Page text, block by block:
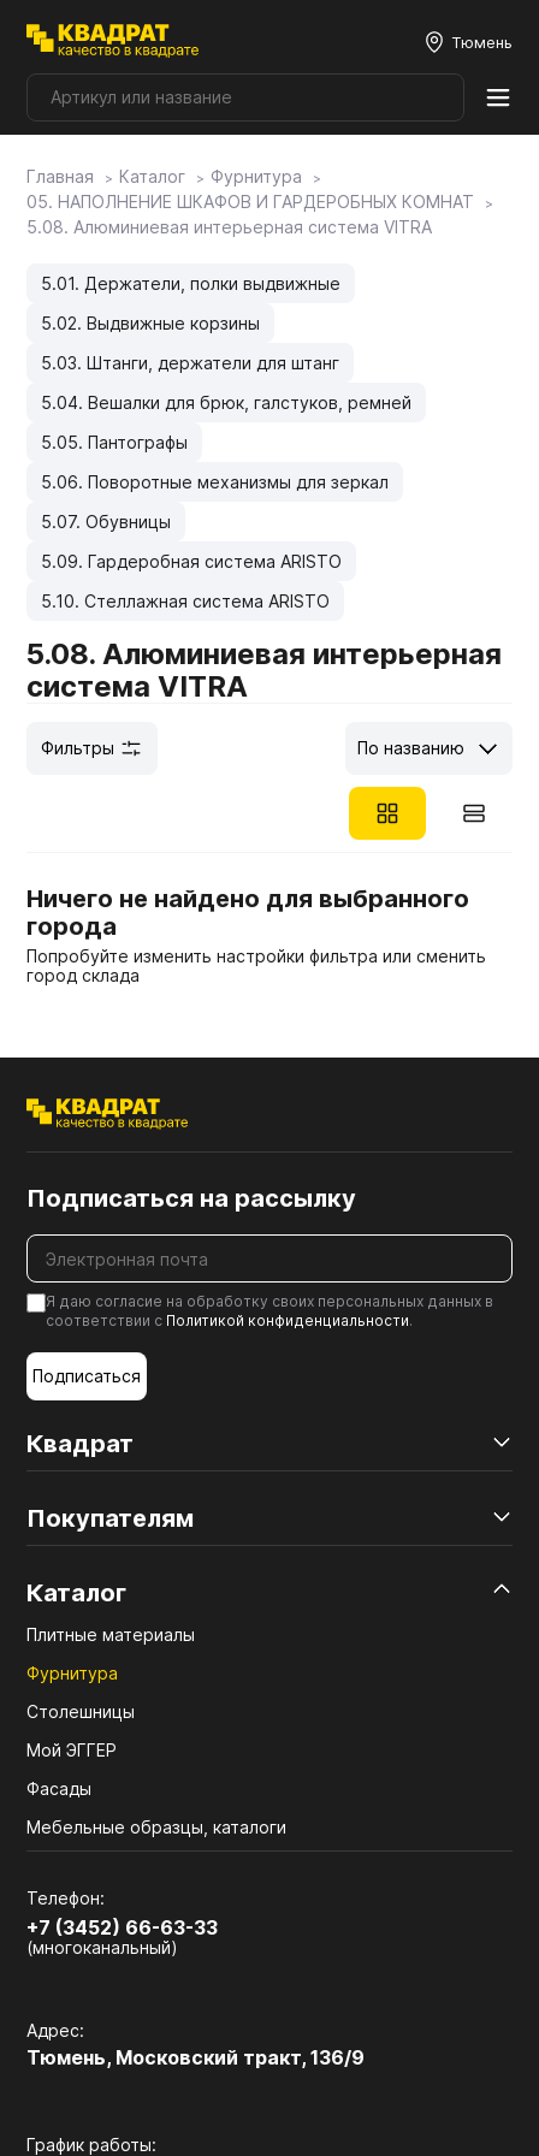
Тюмень
Плитные материалы
Столешницы
Мой ЭГГЕР
Фасады
Мебельные образцы, каталоги
Главная Каталог
Фурнитура
05. НАПОЛНЕНИЕ ШКАФОВ И ГАРДЕРОБНЫХ КОМНАТ
5.08. Алюминиевая интерьерная система VITRA
5.01. Держатели, полки выдвижные
5.02. Выдвижные корзины
5.03. Штанги, держатели для штанг
5.04. Вешалки для брюк, галстуков, ремней
5.05. Пантографы
5.06. Поворотные механизмы для зеркал
5.07. Обувницы
5.09. Гардеробная система ARISTO
5.10. Стеллажная система ARISTO
5.08. Алюминиевая интерьерная
система VITRA
По названию
Фильтры
Ничего не найдено для выбранного
города
Попробуйте изменить настройки фильтра или сменить
город склада
Квадрат
Покупателям
Каталог
Плитные материалы
Фурнитура
Столешницы
Мой ЭГГЕР
Фасады
Мебельные образцы, каталоги
Телефон:
+7 (3452) 66-63-33
(многоканальный)
Адрес:
Тюмень, Московский тракт, 136/9
График работы:
Подписаться на рассылку
Я даю согласие на обработку своих персональных данных в
соответствии с Политикой конфиденциальности.
Подписаться